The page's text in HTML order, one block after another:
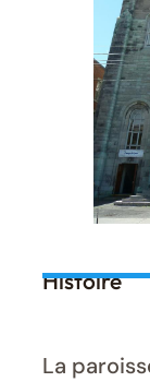
Histoire
La